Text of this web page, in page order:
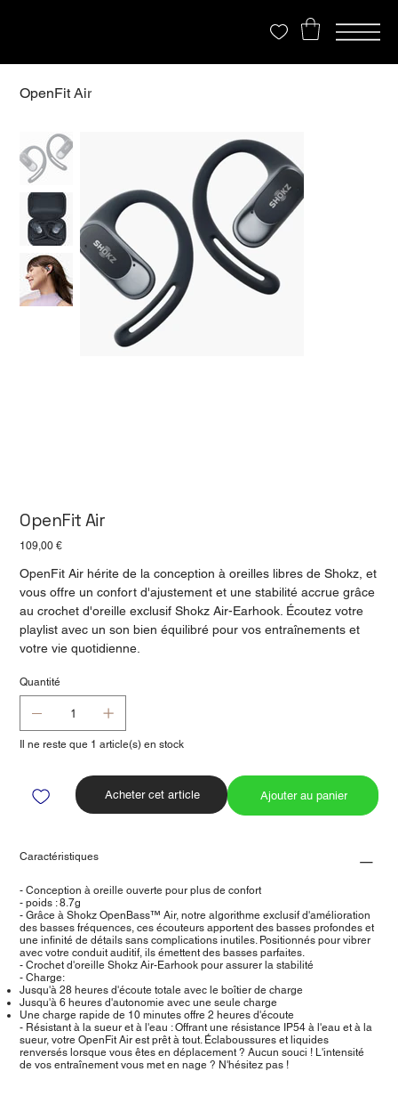
OpenFit Air
OpenFit Air
Prix
109,00 €
OpenFit Air hérite de la conception à oreilles libres de Shokz, et
vous offre un confort d'ajustement et une stabilité accrue grâce
au crochet d'oreille exclusif Shokz Air-Earhook. Écoutez votre
playlist avec un son bien équilibré pour vos entraînements et
votre vie quotidienne.
Quantité
Il ne reste que 1 article(s) en stock
Ajouter au panier
Acheter cet article
Caractéristiques
- Conception à oreille ouverte pour plus de confort
- poids : 8.7g
- Grâce à Shokz OpenBass™ Air, notre algorithme exclusif d'amélioration
des basses fréquences, ces écouteurs apportent des basses profondes et
une infinité de détails sans complications inutiles. Positionnés pour vibrer
avec votre conduit auditif, ils émettent des basses parfaites.
- Crochet d'oreille Shokz Air-Earhook pour assurer la stabilité
- Charge:
Jusqu'à 28 heures d'écoute totale avec le boîtier de charge
Jusqu'à 6 heures d'autonomie avec une seule charge
Une charge rapide de 10 minutes offre 2 heures d'écoute
- Résistant à la sueur et à l'eau : Offrant une résistance IP54 à l'eau et à la
sueur, votre OpenFit Air est prêt à tout. Éclaboussures et liquides
renversés lorsque vous êtes en déplacement ? Aucun souci ! L'intensité
de vos entraînement vous met en nage ? N'hésitez pas !